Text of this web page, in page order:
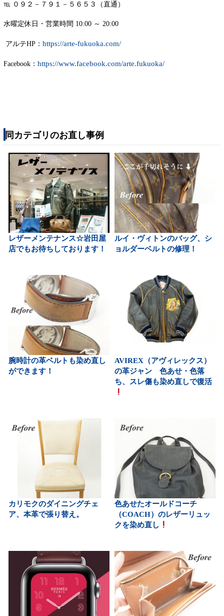
℡ ０９２－７９１－５６５３（直通）
水曜定休日・営業時間 10:00 ～ 20:00
アルテHP： https://arte-fukuoka.com/
Facebook： https://www.facebook.com/arte.fukuoka/
同カテゴリのお直し事例
レザーメンテナンス☆岩田屋
店でもお待ちしております！
ルイ・ヴィトンのバッグ、シ
ョルダーベルトの修理！
腕時計の革ベルトも染め直し
ができます！
AVIREX（アヴィレックス）
の革ジャン 色あせ・色落
ち、スレ傷も染め直しで復活
カリモクのダイニングチェ
ア、本革で張り替え。
色あせたオールドコーチ
（COACH）のレザーリュッ
クを染め直し